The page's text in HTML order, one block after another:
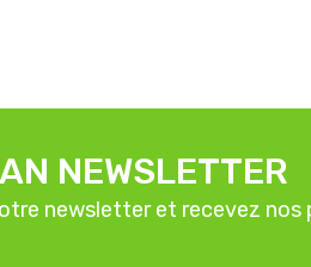
NEWSLETTER
newsletter et recevez nos